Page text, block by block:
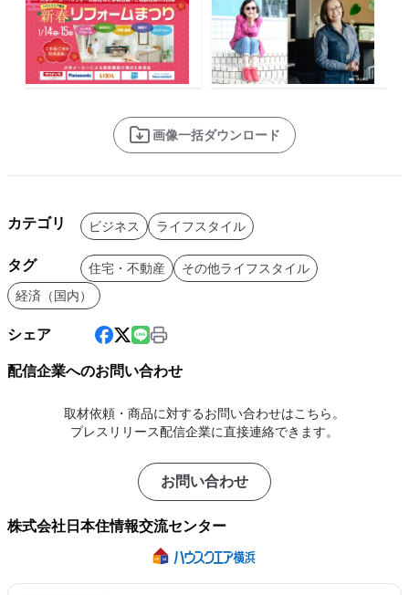
画像一括ダウンロード
カテゴリ ビジネス ライフスタイル
タグ 住宅・不動産
その他ライフスタイル
経済（国内）
シェア
配信企業へのお問い合わせ
取材依頼・商品に対するお問い合わせはこちら。
プレスリリース配信企業に直接連絡できます。
お問い合わせ
株式会社日本住情報交流センター